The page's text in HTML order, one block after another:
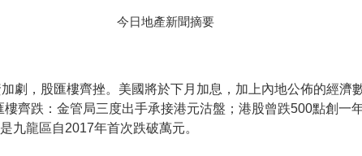
今日地產新聞摘要
加劇，股匯樓齊挫。美國將於下月加息，加上內地公佈的經濟
齊跌：金管局三度出手承接港元沽盤；港股曾跌500點創一
九龍區自2017年首次跌破萬元。